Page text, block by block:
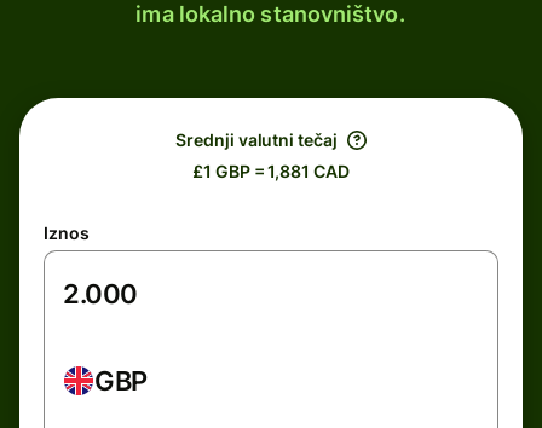
ima lokalno stanovništvo.
Srednji valutni tečaj
£1 GBP = 1,881 CAD
Iznos
GBP